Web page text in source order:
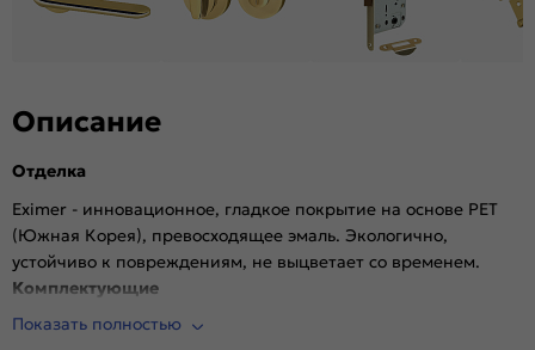
Для влажных помещений:
Да
Уровень шумоизоляции:
Фрезеровка под петли:
Износостойкость:
Высокая
Пропускает свет:
Подходит под двухстворчатый проём:
Гарантия (лет):
Материал:
Описание
Отделка
Eximer - инновационное, гладкое покрытие на основе PET
(Южная Корея), превосходящее эмаль. Экологично,
устойчиво к повреждениям, не выцветает со временем.
Комплектующие
Врезана магнитная защелка AGB, выполнена фрезеровка
Показать полностью